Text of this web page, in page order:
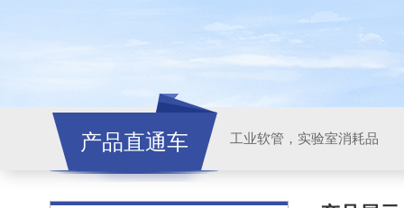
产品直通车 工业软管，实验室消耗品